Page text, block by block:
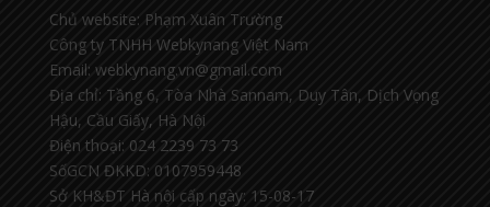
Chủ website: Phạm Xuân Trường
Công ty TNHH Webkynang Việt Nam
Email: webkynang.vn@gmail.com
Địa chỉ: Tầng 6, Tòa Nhà Sannam, Duy Tân, Dịch Vọng
Hậu, Cầu Giấy, Hà Nội
Điện thoại: 024 2239 73 73
SốGCN ĐKKD: 0107959448
Sở KH&ĐT Hà nội cấp ngày: 15-08-17